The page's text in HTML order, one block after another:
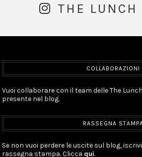
THE LUNCH
COLLABORAZIONI
Vuoi collaborare con il team delle The
presente nel blog.
RASSEGNA
Se non vuoi perdere le uscite sul blog,
rassegna stampa. Clicca qui.